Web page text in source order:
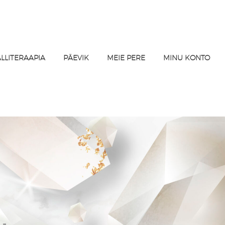
PÄEVIK MEIE PERE MINU KONTO